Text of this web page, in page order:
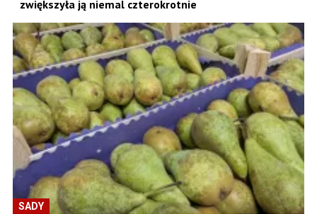
zwiększyła ją niemal czterokrotnie
SADY